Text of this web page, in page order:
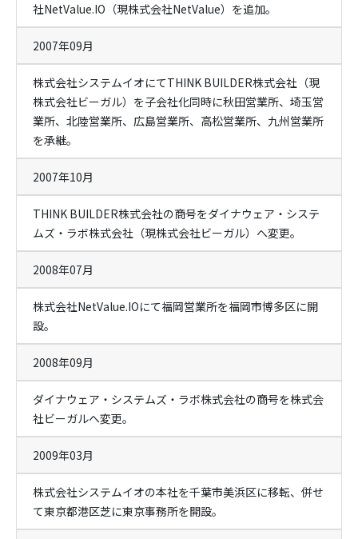
社NetValue.IO（現株式会社NetValue）を追加。
2007年09月
株式会社システムイオにてTHINK BUILDER株式会社（現
株式会社ビーガル）を子会社化同時に秋田営業所、埼玉営
業所、北陸営業所、広島営業所、高松営業所、九州営業所
を承継。
2007年10月
THINK BUILDER株式会社の商号をダイナウェア・システ
ムズ・ラボ株式会社（現株式会社ビーガル）へ変更。
2008年07月
株式会社NetValue.IOにて福岡営業所を福岡市博多区に開
設。
2008年09月
ダイナウェア・システムズ・ラボ株式会社の商号を株式会
社ビーガルへ変更。
2009年03月
株式会社システムイオの本社を千葉市美浜区に移転、併せ
て東京都港区芝に東京事務所を開設。